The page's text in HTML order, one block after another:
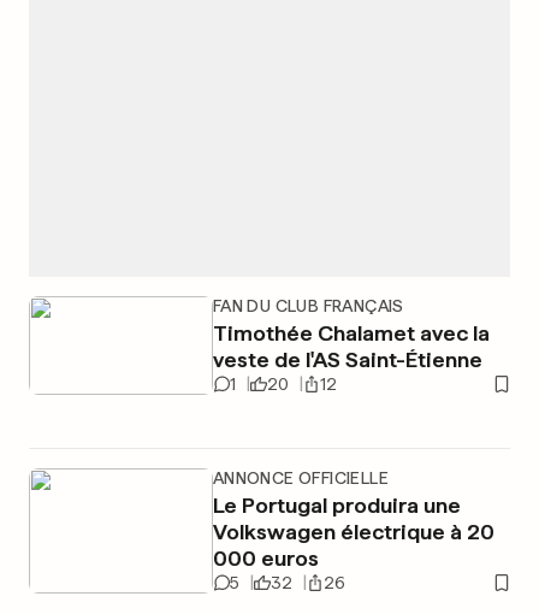
FAN DU CLUB FRANÇAIS
Timothée Chalamet avec la
veste de l'AS Saint-Étienne
1 20 12
ANNONCE OFFICIELLE
Le Portugal produira une
Volkswagen électrique à 20
000 euros
5 32 26